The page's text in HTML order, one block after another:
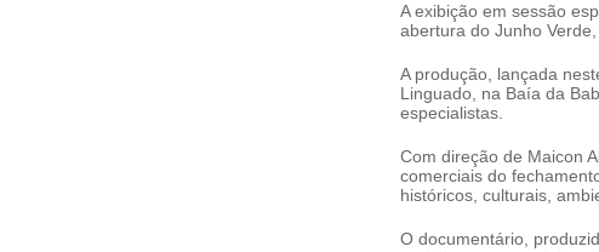
A exibição em sessão
abertura do Junho
A produção, lançada
Linguado, na Baía da
especialistas.
Com direção de Maicon
comerciais do
históricos, culturais,
O documentário,